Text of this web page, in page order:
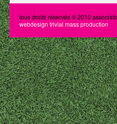
tous droits réservés © 2010
webdesign trivial mass production